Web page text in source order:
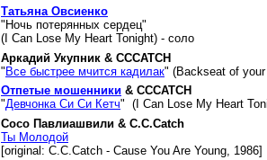
Татьяна Овсиенко
"Ночь потерянных сердец"
(I Can Lose My Heart Tonight) - соло
Аркадий Укупник & CCCATCH
"Все быстрее мчится кадилак" (Backseat of
Отпетые мошенники & CCCATCH
"Девчонка Си Си Кетч" (I Can Lose My Heart
Сосо Павлиашвили & C.C.Catch
Ты Молодой
[original: C.C.Catch - Cause You Are Young, 1986]